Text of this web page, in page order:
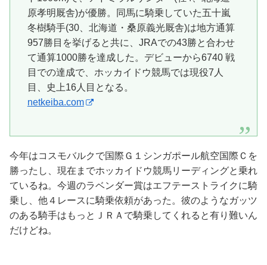
原孝明厩舎)が優勝。同馬に騎乗していた五十嵐
冬樹騎手(30、北海道・桑原義光厩舎)は地方通算
957勝目を挙げると共に、JRAでの43勝と合わせ
て通算1000勝を達成した。デビューから6740 戦
目での達成で、ホッカイドウ競馬では現役7人
目、史上16人目となる。
netkeiba.com
今年はコスモバルクで国際Ｇ１シンガポール航空国際Ｃを
勝ったし、現在までホッカイドウ競馬リーディングと乗れ
ているね。今週のラベンダー賞はエフテーストライクに騎
乗し、他４レースに騎乗依頼があった。彼のようなガッツ
のある騎手はもっとＪＲＡで騎乗してくれると有り難いん
だけどね。